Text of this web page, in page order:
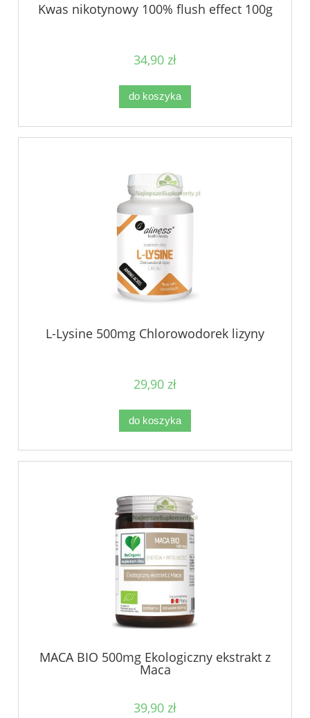
Kwas nikotynowy 100% flush effect 100g
34,90 zł
do koszyka
L-Lysine 500mg Chlorowodorek lizyny
29,90 zł
do koszyka
MACA BIO 500mg Ekologiczny ekstrakt z
Maca
39,90 zł